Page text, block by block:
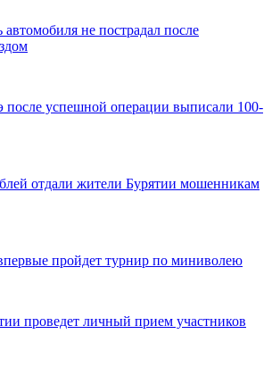
не пострадал после
успешной операции выписали 100-
отдали жители Бурятии мошенникам
пройдет турнир по миниволею
проведет личный прием участников